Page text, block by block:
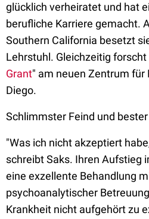
glücklich verheiratet und hat
berufliche Karriere gemacht.
Southern California besetzt
Lehrstuhl. Gleichzeitig
Grant" am neuen Zentrum für
Diego.
Schlimmster Feind und
"Was ich nicht akzeptiert
schreibt Saks. Ihren Aufstieg
eine exzellente Behandlung
psychoanalytischer
Krankheit nicht aufgehört zu